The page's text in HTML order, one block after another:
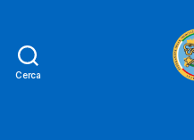
Cerca